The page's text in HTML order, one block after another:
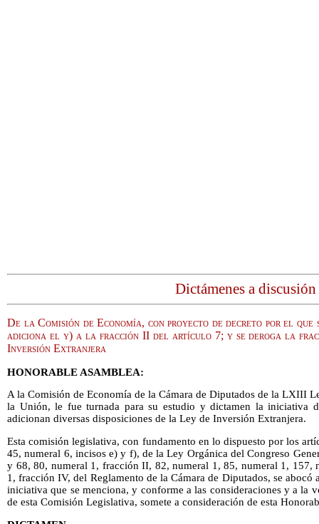
Dictámenes a discusión
De la Comisión de Economía, con proyecto de decreto por el
adiciona el y) a la fracción II del artículo 7; y se deroga la
Inversión Extranjera
HONORABLE ASAMBLEA:
A la Comisión de Economía de la Cámara de Diputados de la LXIII
la Unión, le fue turnada para su estudio y dictamen la iniciativa
adicionan diversas disposiciones de la Ley de Inversión Extranjera.
Esta comisión legislativa, con fundamento en lo dispuesto por los
45, numeral 6, incisos e) y f), de la Ley Orgánica del Congreso
y 68, 80, numeral 1, fracción II, 82, numeral 1, 85, numeral 1, 157,
1, fracción IV, del Reglamento de la Cámara de Diputados, se
iniciativa que se menciona, y conforme a las consideraciones y a la
de esta Comisión Legislativa, somete a consideración de esta